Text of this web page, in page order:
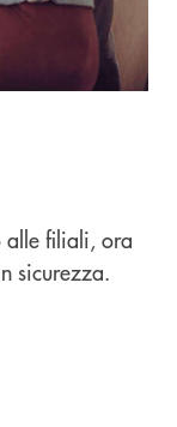
alle filiali, ora
sicurezza.